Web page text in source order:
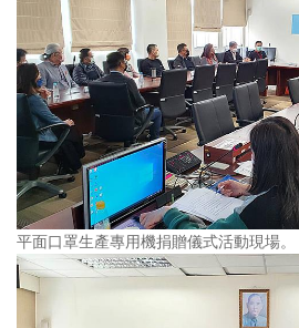
平面口罩生產專用機捐贈儀式活動現場。